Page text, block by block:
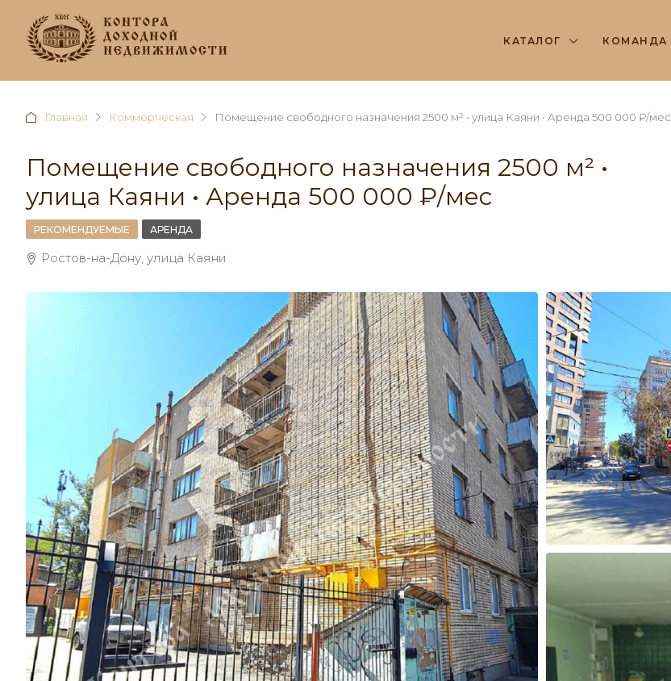
КАТАЛОГ КОМАНДА
Главная Коммерческая Помещение свободного назначения 2500 м² • улица Каяни • Аренда 500 000 ₽/мес
Помещение свободного назначения 2500 м² •
улица Каяни • Аренда 500 000 ₽/мес
РЕКОМЕНДУЕМЫЕ АРЕНДА
Ростов-на-Дону, улица Каяни